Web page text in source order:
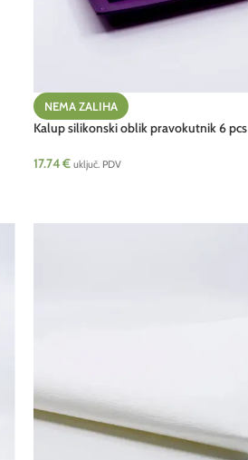
NEMA ZALIHA
Kalup silikonski oblik pravokutnik 6 pcs
17.74€ uključ. PDV